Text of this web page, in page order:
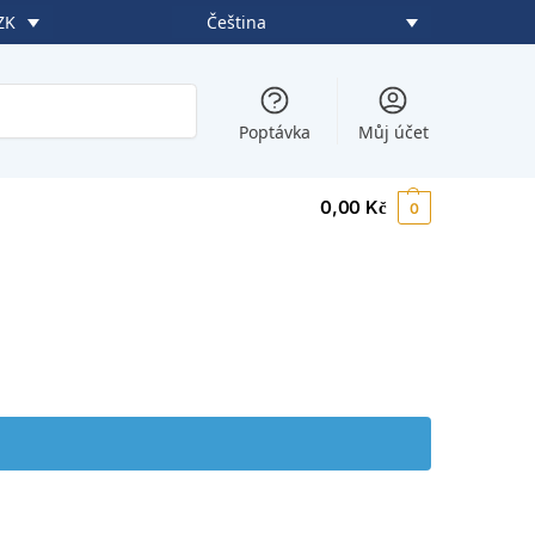
Čeština
Poptávka Můj účet
0,00 Kč 0